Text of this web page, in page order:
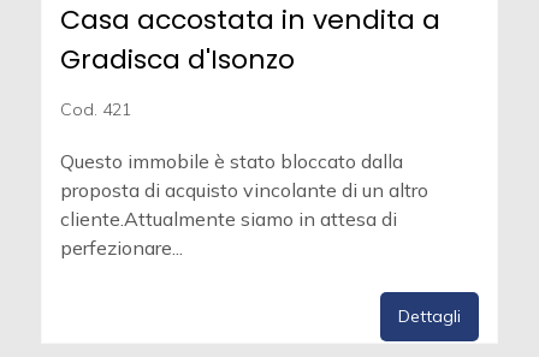
Casa accostata in vendita a
Gradisca d'Isonzo
Cod. 421
Questo immobile è stato bloccato dalla
proposta di acquisto vincolante di un altro
cliente.Attualmente siamo in attesa di
perfezionare...
Dettagli